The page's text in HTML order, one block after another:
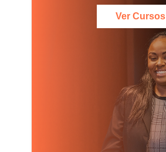
Ver Cursos